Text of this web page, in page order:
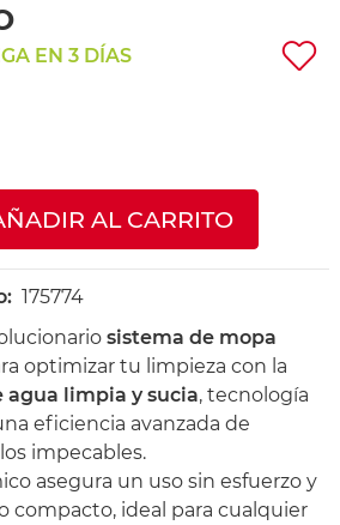
EN 3 DÍAS
QUANTITY
AL CARRITO
175774
sistema de mopa
optimizar tu limpieza con la
agua limpia y sucia, tecnología
eficiencia avanzada de
impecables.
asegura un uso sin esfuerzo y
compacto, ideal para cualquier